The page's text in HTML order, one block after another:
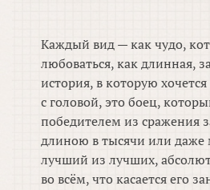
Каждый вид — как чудо,
любоваться, как длинная,
история, в которую хочется
с головой, это боец,
победителем из сражения
длиною в тысячи или
лучший из лучших,
во всём, что касается его